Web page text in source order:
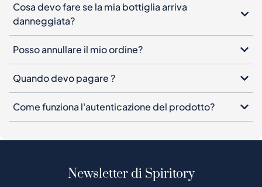
Cosa devo fare se la mia bottiglia arriva
danneggiata?
Posso annullare il mio ordine?
Quando devo pagare ?
Come funziona l'autenticazione del prodotto?
Newsletter di Spiritory